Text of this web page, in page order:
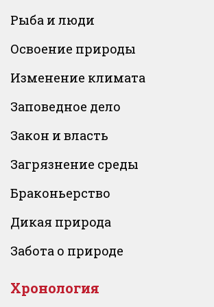
Рыба и люди
Освоение природы
Изменение климата
Заповедное дело
Закон и власть
Загрязнение среды
Браконьерство
Дикая природа
Забота о природе
Хронология